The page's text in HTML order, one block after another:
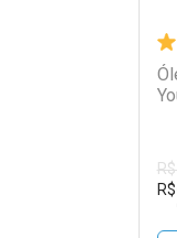
R$